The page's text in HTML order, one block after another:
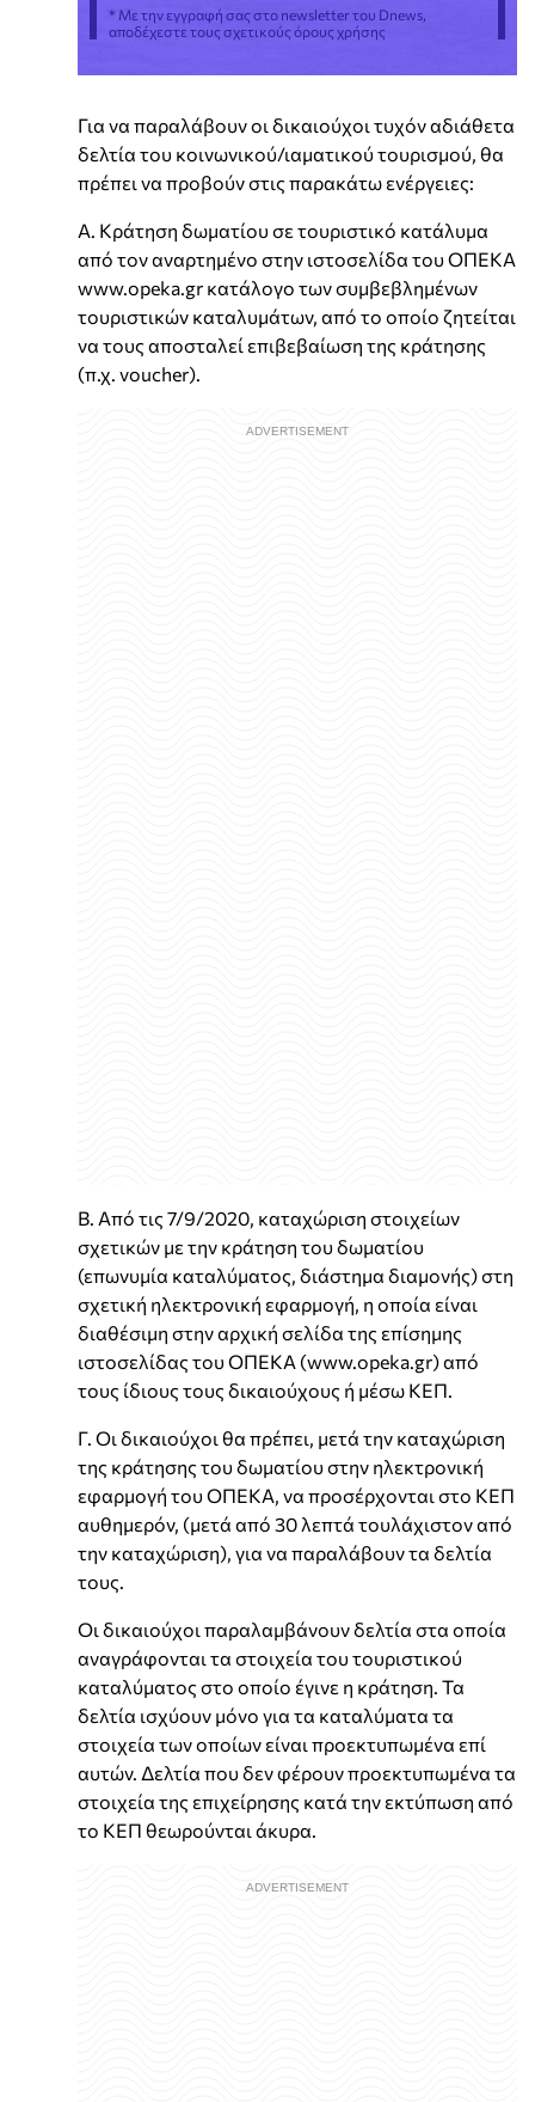
* Με την εγγραφή σας στο newsletter του Dnews,
αποδέχεστε τους σχετικούς όρους χρήσης
Για να παραλάβουν οι δικαιούχοι τυχόν αδιάθετα
δελτία του κοινωνικού/ιαματικού τουρισμού, θα
πρέπει να προβούν στις παρακάτω ενέργειες:
Α. Κράτηση δωματίου σε τουριστικό κατάλυμα
από τον αναρτημένο στην ιστοσελίδα του ΟΠΕΚΑ
www.opeka.gr κατάλογο των συμβεβλημένων
τουριστικών καταλυμάτων, από το οποίο ζητείται
να τους αποσταλεί επιβεβαίωση της κράτησης
(π.χ. voucher).
Β. Από τις 7/9/2020, καταχώριση στοιχείων
σχετικών με την κράτηση του δωματίου
(επωνυμία καταλύματος, διάστημα διαμονής) στη
σχετική ηλεκτρονική εφαρμογή, η οποία είναι
διαθέσιμη στην αρχική σελίδα της επίσημης
ιστοσελίδας του ΟΠΕΚΑ (www.opeka.gr) από
τους ίδιους τους δικαιούχους ή μέσω ΚΕΠ.
Γ. Οι δικαιούχοι θα πρέπει, μετά την καταχώριση
της κράτησης του δωματίου στην ηλεκτρονική
εφαρμογή του ΟΠΕΚΑ, να προσέρχονται στο ΚΕΠ
αυθημερόν, (μετά από 30 λεπτά τουλάχιστον από
την καταχώριση), για να παραλάβουν τα δελτία
τους.
Οι δικαιούχοι παραλαμβάνουν δελτία στα οποία
αναγράφονται τα στοιχεία του τουριστικού
καταλύματος στο οποίο έγινε η κράτηση. Τα
δελτία ισχύουν μόνο για τα καταλύματα τα
στοιχεία των οποίων είναι προεκτυπωμένα επί
αυτών. Δελτία που δεν φέρουν προεκτυπωμένα τα
στοιχεία της επιχείρησης κατά την εκτύπωση από
το ΚΕΠ θεωρούνται άκυρα.